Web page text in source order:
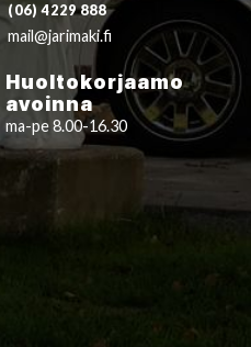
(06) 4229 888
mail@jarimaki.fi
Huoltokorjaamo
avoinna
ma-pe 8.00-16.30